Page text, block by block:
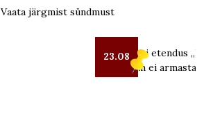
Vaata järgmist sündmust
23.08
OUT teatri etendus „Kui
mind enam ei armasta“